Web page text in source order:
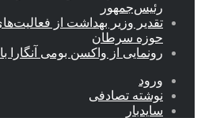
رئیس‌جمهور
تقدیر وزیر بهداشت از
حوزه سرطان
رونمایی از واکسن بومی آنگارا با
ورود
نوشته تصادفی
سایدبار